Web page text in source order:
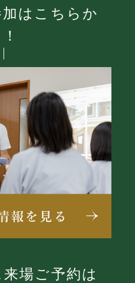
はこちらか
場ご予約は